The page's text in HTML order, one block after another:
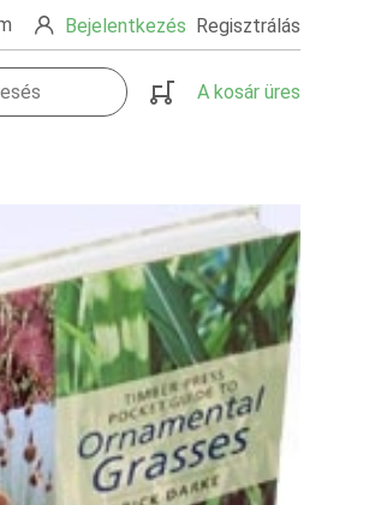
Bejelentkezés Regisztrálás
A kosár üres